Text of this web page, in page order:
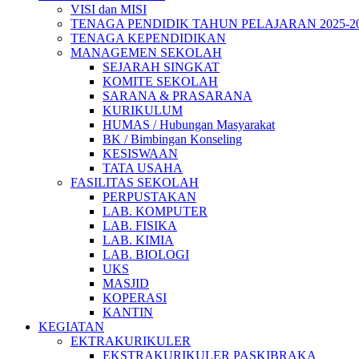
VISI dan MISI
TENAGA PENDIDIK TAHUN PELAJARAN 2025-
TENAGA KEPENDIDIKAN
MANAGEMEN SEKOLAH
SEJARAH SINGKAT
KOMITE SEKOLAH
SARANA & PRASARANA
KURIKULUM
HUMAS / Hubungan Masyarakat
BK / Bimbingan Konseling
KESISWAAN
TATA USAHA
FASILITAS SEKOLAH
PERPUSTAKAN
LAB. KOMPUTER
LAB. FISIKA
LAB. KIMIA
LAB. BIOLOGI
UKS
MASJID
KOPERASI
KANTIN
KEGIATAN
EKTRAKURIKULER
EKSTRAKURIKULER PASKIBRAKA